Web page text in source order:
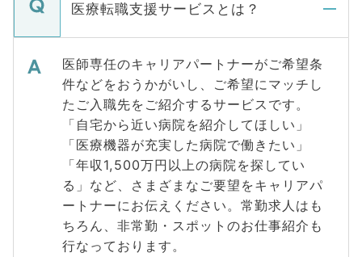
医療転職支援サービスとは？
医師専任のキャリアパートナーがご希望条
件などをおうかがいし、ご希望にマッチし
たご入職先をご紹介するサービスです。
「自宅から近い病院を紹介してほしい」
「医療機器が充実した病院で働きたい」
「年収1,500万円以上の病院を探してい
る」など、さまざまなご要望をキャリアパ
ートナーにお伝えください。常勤求人はも
ちろん、非常勤・スポットのお仕事紹介も
行なっております。